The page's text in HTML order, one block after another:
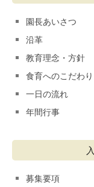
園長あいさつ
沿革
教育理念・方針
食育へのこだわり
一日の流れ
年間行事
募集要項